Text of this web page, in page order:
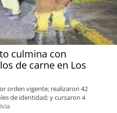
culmina con
de carne en Los
orden vigente; realizaron 42
de identidad; y cursaron 4